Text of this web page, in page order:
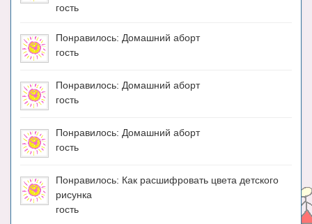
гость
Понравилось: Домашний аборт
гость
Понравилось: Домашний аборт
гость
Понравилось: Домашний аборт
гость
Понравилось: Как расшифровать цвета детского
рисунка
гость